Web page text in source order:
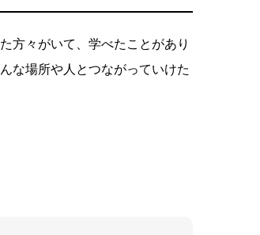
方々がいて、学べたことがあり
な場所や人とつながっていけた